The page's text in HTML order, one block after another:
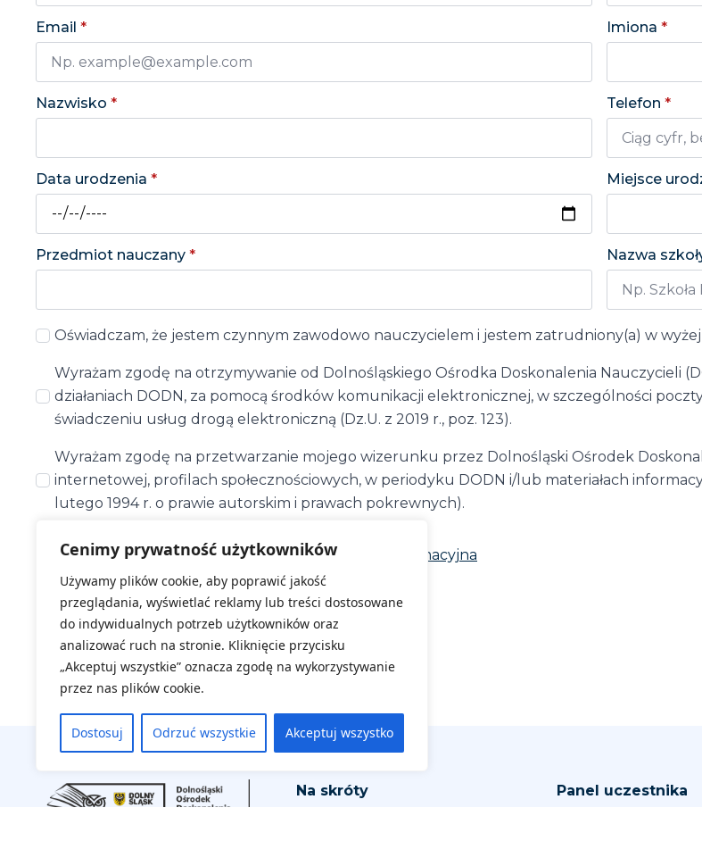
Cenimy prywatność użytkowników
Używamy plików cookie, aby poprawić jakość
przeglądania, wyświetlać reklamy lub treści dostosowane
do indywidualnych potrzeb użytkowników oraz
analizować ruch na stronie. Kliknięcie przycisku
„Akceptuj wszystkie” oznacza zgodę na wykorzystywanie
przez nas plików cookie.
Dostosuj Odrzuć wszystkie Akceptuj wszystko
Email * Imiona *
Nazwisko * Telefon *
Data urodzenia * Miejsce
Przedmiot nauczany * Nazwa
Oświadczam, że jestem czynnym zawodowo nauczycielem i jestem zatrudniony(a) w
Wyrażam zgodę na otrzymywanie od Dolnośląskiego Ośrodka Doskonalenia Nauczycieli
działaniach DODN, za pomocą środków komunikacji elektronicznej, w szczególności
świadczeniu usług drogą elektroniczną (Dz.U. z 2019 r., poz. 123).
Wyrażam zgodę na przetwarzanie mojego wizerunku przez Dolnośląski Ośrodek
internetowej, profilach społecznościowych, w periodyku DODN i/lub materiałach
lutego 1994 r. o prawie autorskim i prawach pokrewnych).
Zapoznaj się jak chronimy Twoje dane -klauzula informacyjna
ZAREJESTRUJ SIĘ
Na skróty
Panel uczestnika